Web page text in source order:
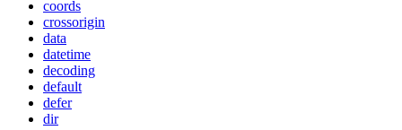
coords
crossorigin
data
datetime
decoding
default
defer
dir